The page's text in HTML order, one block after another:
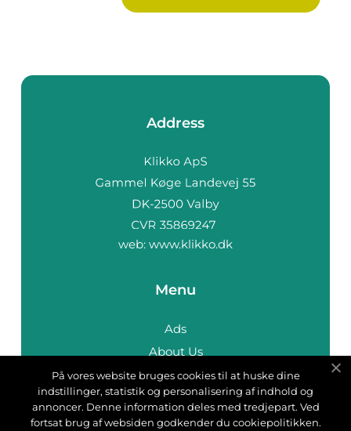
Address
web: www.klikko.dk
Menu
Ads
About Us
Cookies
Contact
Sitemap
På vores website bruges cookies til at huske dine
indstillinger, statistik og personalisering af indhold og
annoncer. Denne information deles med tredjepart. Ved
fortsat brug af websiden godkender du cookiepolitikken.